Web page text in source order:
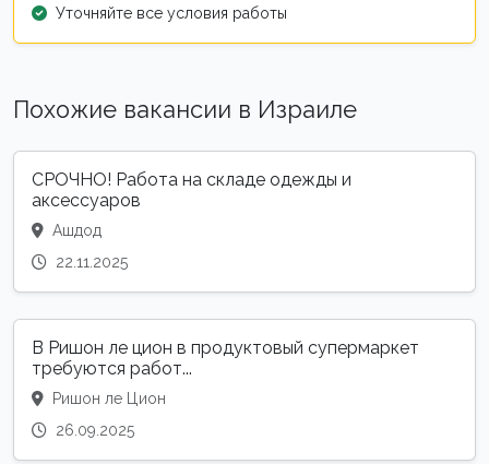
Уточняйте все условия работы
Похожие вакансии в Израиле
СРОЧНО! Работа на складе одежды и
аксессуаров
Ашдод
22.11.2025
В Ришон ле цион в продуктовый супермаркет
требуются работ...
Ришон ле Цион
26.09.2025